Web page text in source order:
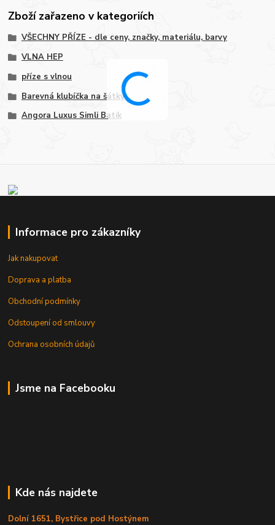
Zboží zařazeno v kategoriích
VŠECHNY PŘÍZE - dle ceny, značky, materiálu, barvy
VLNA HEP
příze s vlnou
Barevná klubíčka na šátky
Angora Luxus Simli Batik
Informace pro zákazníky
Jak nakupovat
Doprava a platba
Obchodní podmínky
Odstoupení od smlouvy
Ochrana osobních údajů
Jsme na Facebooku
Kde nás najdete
Dolní 1651, Bystřice pod Hostýnem